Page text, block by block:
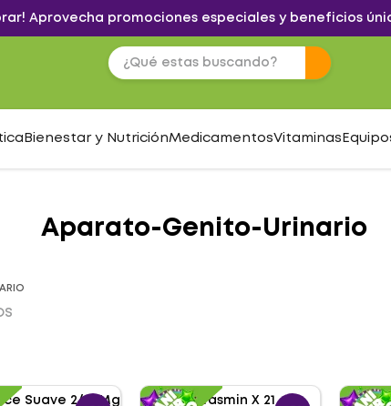
Aprovecha promociones especiales y beneficios
Bienestar y NutriciónMedicamentosVitaminas
Aparato-Genito-Urinario